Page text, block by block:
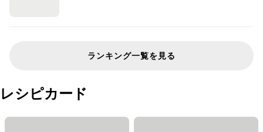
ランキング一覧を見る
レシピカード